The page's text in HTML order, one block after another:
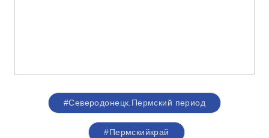
#Северодонецк.Пермский период
#Пермскийкрай